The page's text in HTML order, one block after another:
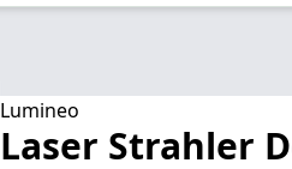
Lumineo
Laser Strahler